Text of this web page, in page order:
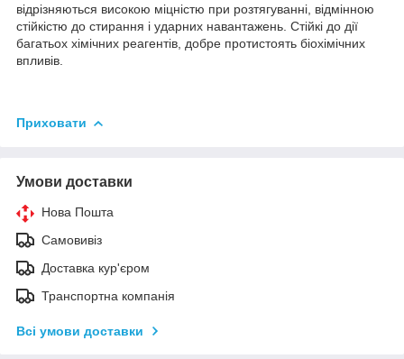
відрізняються високою міцністю при розтягуванні, відмінною
стійкістю до стирання і ударних навантажень. Стійкі до дії
багатьох хімічних реагентів, добре протистоять біохімічних
впливів.
Приховати
Умови доставки
Нова Пошта
Самовивіз
Доставка кур'єром
Транспортна компанія
Всі умови доставки